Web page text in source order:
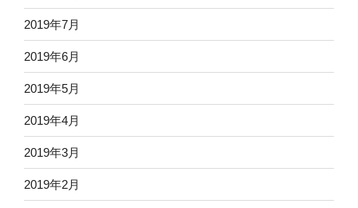
2019年7月
2019年6月
2019年5月
2019年4月
2019年3月
2019年2月